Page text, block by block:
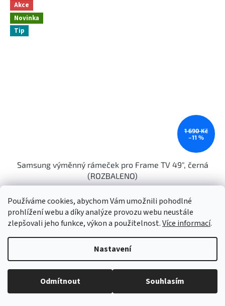
Používáme cookies, abychom Vám umožnili pohodlné
prohlížení webu a díky analýze provozu webu neustále
zlepšovali jeho funkce, výkon a použitelnost.Více informací.
Nastavení
Odmítnout Souhlasím
Akce
Novinka
Tip
1 690 Kč
–11 %
Samsung výměnný rámeček pro Frame TV 49", černá
(ROZBALENO)
Skladem
1 231 Kč bez DPH
1 490 Kč Do košíku
Výměnný magnetický rámeček pro Frame TV 49", snadná montáž,
výtečně se přizpůsobí kovovému rámu zařízení, vyroben z
odolného plastu. Rozbalené zboží....